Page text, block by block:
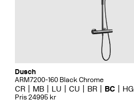
Dusch
ARM7200-160 Black Chrome
CR MB LU CU BR BC HG
Pris 24995 kr